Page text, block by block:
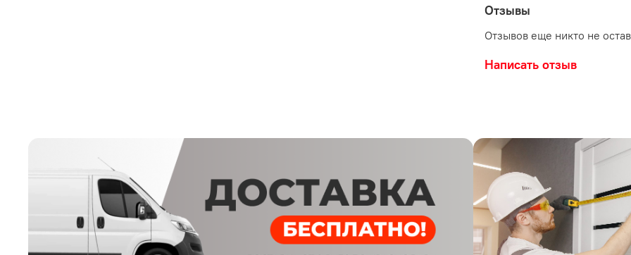
Размер, мм: 2000х800
Стекло: мателюкс
Цветовая гамма: светлая
Отзывы
Отзывов еще никто не
Написать отзыв